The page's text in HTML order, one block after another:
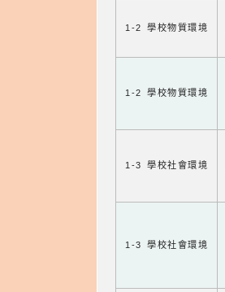
1-2 學校物質環境
1-2 學校物質環境
1-3 學校社會環境
1-3 學校社會環境